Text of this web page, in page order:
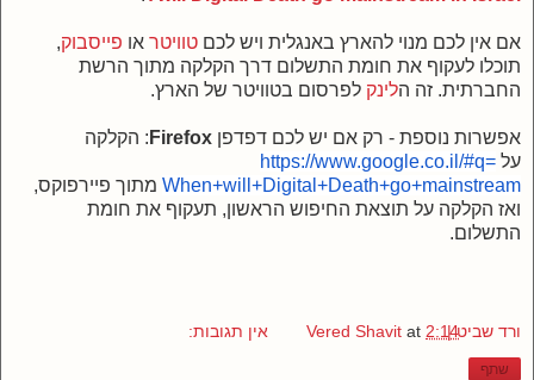
אם אין לכם מנוי להארץ באנגלית ויש לכם טוויטר או פייסבוק,
תוכלו לעקוף את חומת התשלום דרך הקלקה מתוך הרשת
החברתית. זה הלינק לפרסום בטוויטר של הארץ.
אפשרות נוספת - רק אם יש לכם דפדפן Firefox : הקלקה
על https://www.google.co.il/#q=
When+will+Digital+Death+go+mainstream
מתוך פיירפוקס,
ואז הקלקה על תוצאת החיפוש הראשון, תעקוף את חומת
התשלום.
ורד שביט | Vered Shavit at 2:14 אין תגובות:
שתף